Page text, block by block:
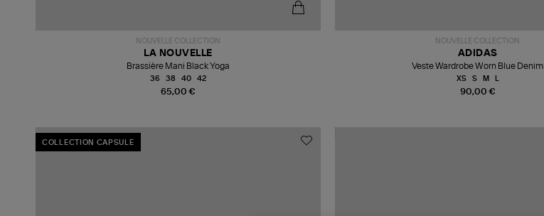
NOUVELLE COLLECTION
65,00 €
LA NOUVELLE
Brassière Mani Black Yoga
36 38 40 42
NOUVELLE COLLECTION
90,00 €
ADIDAS
Veste Wardrobe Worn Blue Denim
XS S M
COLLECTION CAPSULE